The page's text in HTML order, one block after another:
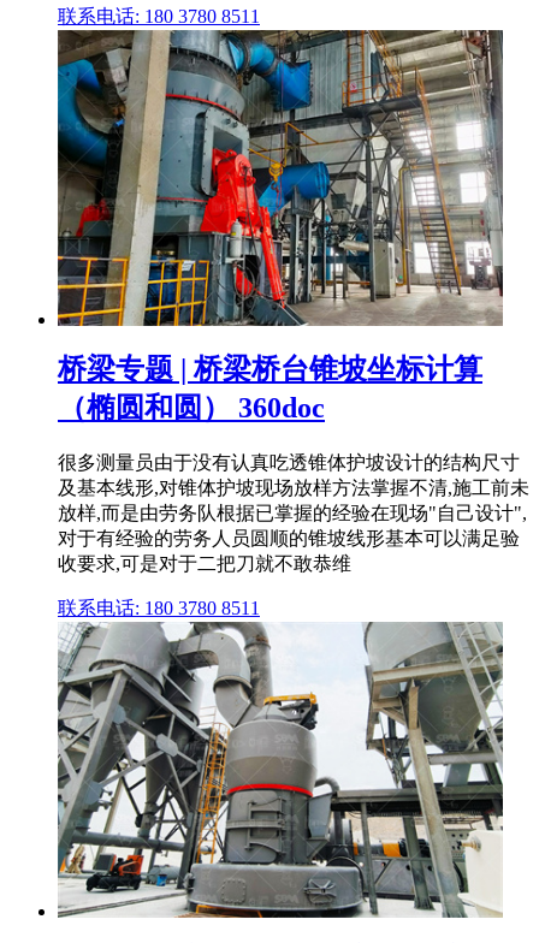
联系电话: 180 3780 8511
桥梁专题 | 桥梁桥台锥坡坐标计算
（椭圆和圆） 360doc
很多测量员由于没有认真吃透锥体护坡设计的结构尺寸
及基本线形,对锥体护坡现场放样方法掌握不清,施工前未
放样,而是由劳务队根据已掌握的经验在现场"自己设计",
对于有经验的劳务人员圆顺的锥坡线形基本可以满足验
收要求,可是对于二把刀就不敢恭维
联系电话: 180 3780 8511